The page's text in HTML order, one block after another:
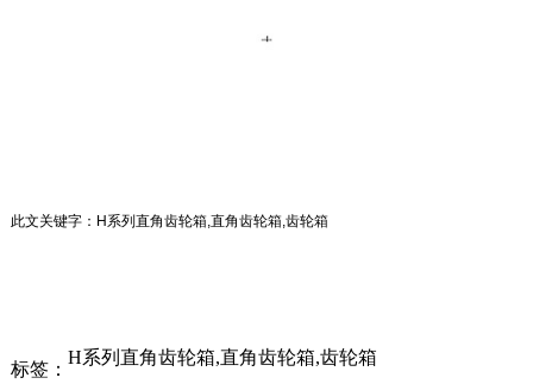
此文关键字：H系列直角齿轮箱,直角齿轮箱,齿轮箱
标签：
H系列直角齿轮箱,直角齿轮箱,齿轮箱